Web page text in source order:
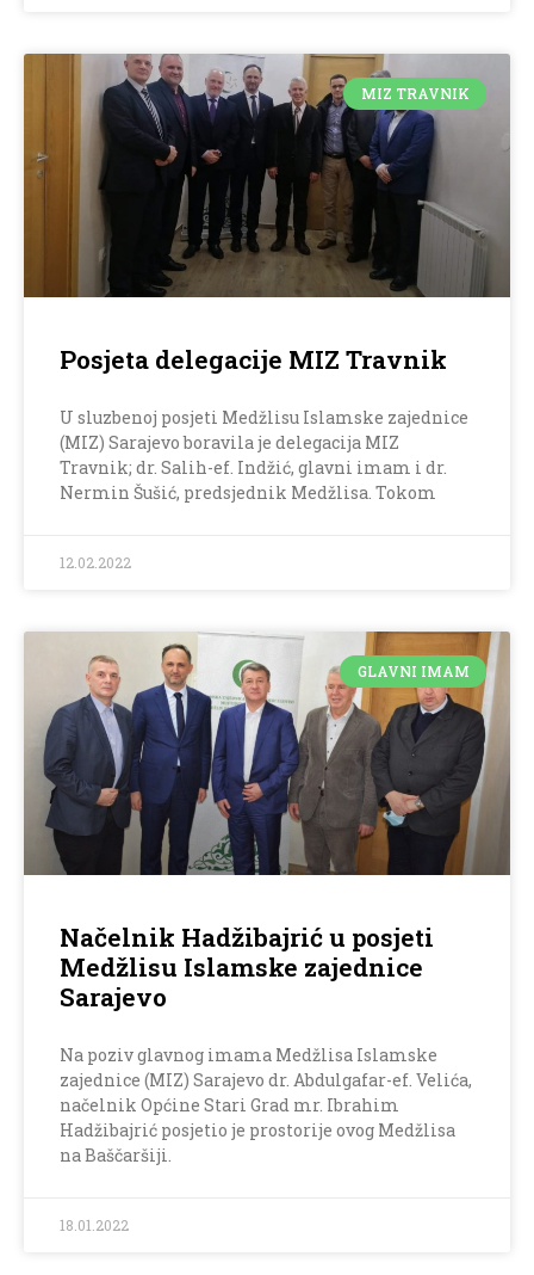
MIZ TRAVNIK
Posjeta delegacije MIZ Travnik
U sluzbenoj posjeti Medžlisu Islamske zajednice
(MIZ) Sarajevo boravila je delegacija MIZ
Travnik; dr. Salih-ef. Indžić, glavni imam i dr.
Nermin Šušić, predsjednik Medžlisa. Tokom
12.02.2022
GLAVNI IMAM
Načelnik Hadžibajrić u posjeti
Medžlisu Islamske zajednice
Sarajevo
Na poziv glavnog imama Medžlisa Islamske
zajednice (MIZ) Sarajevo dr. Abdulgafar-ef. Velića,
načelnik Općine Stari Grad mr. Ibrahim
Hadžibajrić posjetio je prostorije ovog Medžlisa
na Baščaršiji.
18.01.2022